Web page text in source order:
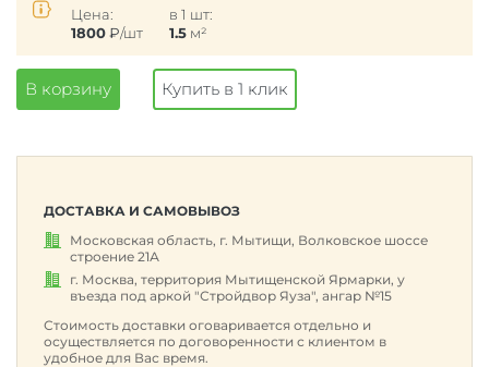
Цена:
1800 ₽/шт
в 1 шт:
1.5 м²
В корзину Купить в 1 клик
ДОСТАВКА И САМОВЫВОЗ
Московская область, г. Мытищи, Волковское шоссе
строение 21А
г. Москва, территория Мытищенской Ярмарки, у
въезда под аркой "Стройдвор Яуза", ангар №15
Стоимость доставки оговаривается отдельно и
осуществляется по договоренности с клиентом в
удобное для Вас время.